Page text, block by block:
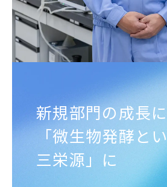
新規部門の成長
「微生物発酵と
三栄源」に